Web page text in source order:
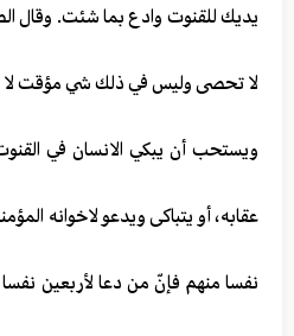
يديك للقنوت وادع بما شئت. وقال
لا تحصى وليس في ذلك شي مؤقت لا
ويستحب أن يبكي الانسان في
عقابه، أو يتباكى ويدعو لاخوانه
نفسا منهم فإنّ من دعا لأربعين